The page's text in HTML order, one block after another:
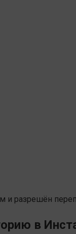
и разрешён
в